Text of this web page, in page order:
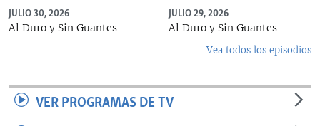
JULIO 30, 2026
Al Duro y Sin Guantes
JULIO 29, 2026
Al Duro y Sin Guantes
Vea todos los episodios
VER PROGRAMAS DE TV